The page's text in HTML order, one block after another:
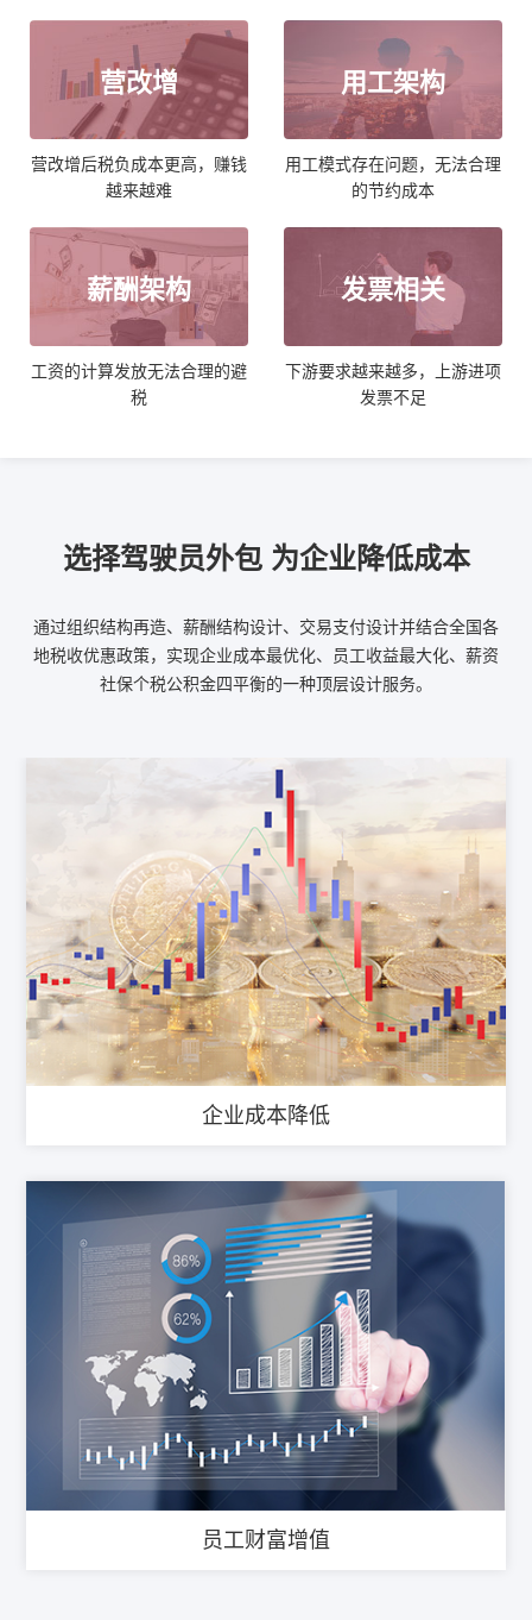
营改增
营改增后税负成本更高，赚钱
越来越难
用工架构
用工模式存在问题，无法合理
的节约成本
薪酬架构
工资的计算发放无法合理的避
税
发票相关
下游要求越来越多，上游进项
发票不足
选择驾驶员外包 为企业降低成本
通过组织结构再造、薪酬结构设计、交易支付设计并结合全国各
地税收优惠政策，实现企业成本最优化、员工收益最大化、薪资
社保个税公积金四平衡的一种顶层设计服务。
企业成本降低
员工财富增值